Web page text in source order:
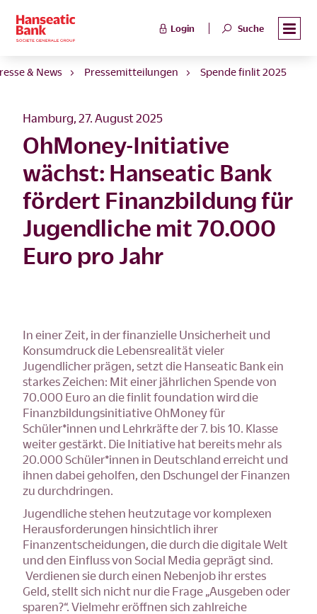
Login Suche
& News Pressemitteilungen Spende finlit 2025
Hamburg, 27. August 2025
OhMoney-Initiative
wächst: Hanseatic Bank
fördert Finanzbildung für
Jugendliche mit 70.000
Euro pro Jahr
In einer Zeit, in der finanzielle Unsicherheit und
Konsumdruck die Lebensrealität vieler
Jugendlicher prägen, setzt die Hanseatic Bank ein
starkes Zeichen: Mit einer jährlichen Spende von
70.000 Euro an die finlit foundation wird die
Finanzbildungsinitiative OhMoney für
Schüler*innen und Lehrkräfte der 7. bis 10. Klasse
weiter gestärkt. Die Initiative hat bereits mehr als
20.000 Schüler*innen in Deutschland erreicht und
ihnen dabei geholfen, den Dschungel der Finanzen
zu durchdringen.
Jugendliche stehen heutzutage vor komplexen
Herausforderungen hinsichtlich ihrer
Finanzentscheidungen, die durch die digitale Welt
und den Einfluss von Social Media geprägt sind.
Verdienen sie durch einen Nebenjob ihr erstes
Geld, stellt sich nicht nur die Frage „Ausgeben oder
sparen?“. Vielmehr eröffnen sich zahlreiche